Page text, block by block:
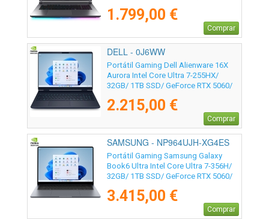
1.799,00 €
Comprar
DELL - 0J6WW
Portátil Gaming Dell Alienware 16X
Aurora Intel Core Ultra 7-255HX/
32GB/ 1TB SSD/ GeForce RTX 5060/
2.215,00 €
Comprar
SAMSUNG - NP964UJH-XG4ES
Portátil Gaming Samsung Galaxy
Book6 Ultra Intel Core Ultra 7-356H/
32GB/ 1TB SSD/ GeForce RTX 5060/
3.415,00 €
Comprar